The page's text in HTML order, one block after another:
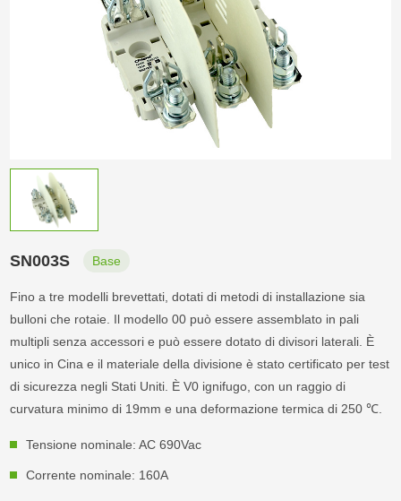
SN003S Base
Fino a tre modelli brevettati, dotati di metodi di installazione sia
bulloni che rotaie. Il modello 00 può essere assemblato in pali
multipli senza accessori e può essere dotato di divisori laterali. È
unico in Cina e il materiale della divisione è stato certificato per test
di sicurezza negli Stati Uniti. È V0 ignifugo, con un raggio di
curvatura minimo di 19mm e una deformazione termica di 250 ℃.
Tensione nominale: AC 690Vac
Corrente nominale: 160A